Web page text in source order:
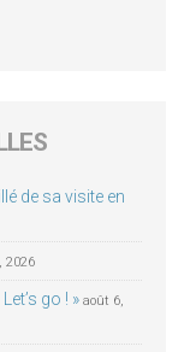
de sa visite en
2026
go ! » août 6,